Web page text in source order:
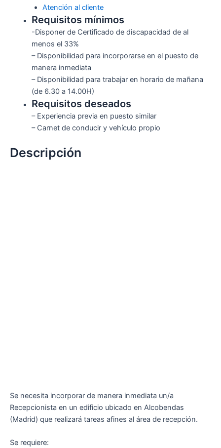
Atención al cliente
Requisitos mínimos
-Disponer de Certificado de discapacidad de al
menos el 33%
– Disponibilidad para incorporarse en el puesto de
manera inmediata
– Disponibilidad para trabajar en horario de mañana
(de 6.30 a 14.00H)
Requisitos deseados
– Experiencia previa en puesto similar
– Carnet de conducir y vehículo propio
Descripción
Se necesita incorporar de manera inmediata un/a
Recepcionista en un edificio ubicado en Alcobendas
(Madrid) que realizará tareas afines al área de recepción.
Se requiere: